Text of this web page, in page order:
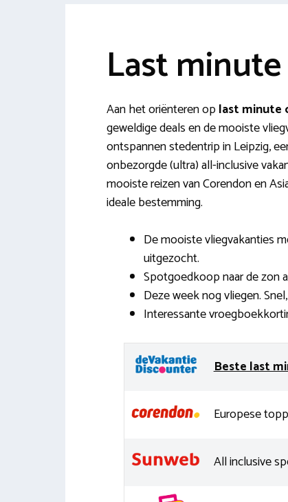
Last
Aan het oriënteren oplast minute
geweldige deals en de mooiste
ontspannen stedentrip in Leipzig,
onbezorgde (ultra) all-inclusive
mooiste reizen van Corendon en
ideale bestemming.
De mooiste vliegvakanties
uitgezocht.
Spotgoedkoop naar de zon
Deze week nog vliegen.
Interessante
Beste last
Europese
All inclusive